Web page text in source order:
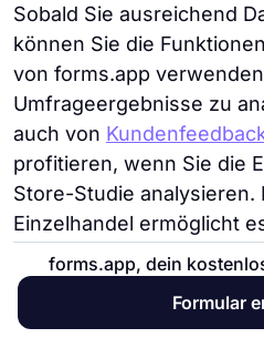
Sobald Sie ausreichend
können Sie die
von forms.app
Umfrageergebnisse zu
auch von
profitieren, wenn Sie die
Store-Studie analysieren.
Einzelhandel ermöglicht
Schwächen zu erkennen
die Dienstleistungen
die Ihnen gefallen.
forms.app, dein
Formular